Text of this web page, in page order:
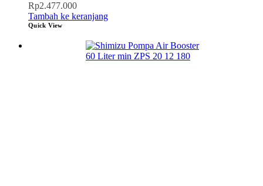
Rp2.477.000
Tambah ke keranjang
Quick View